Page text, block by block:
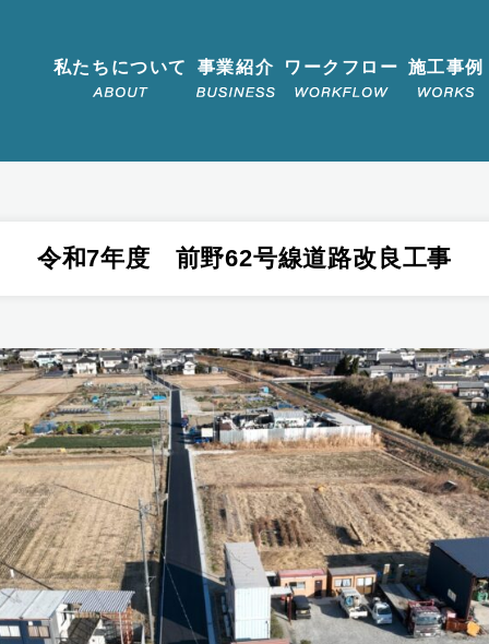
私たちについて 事業紹介 ワークフロー 施工事例
令和7年度 前野62号線道路改良工事